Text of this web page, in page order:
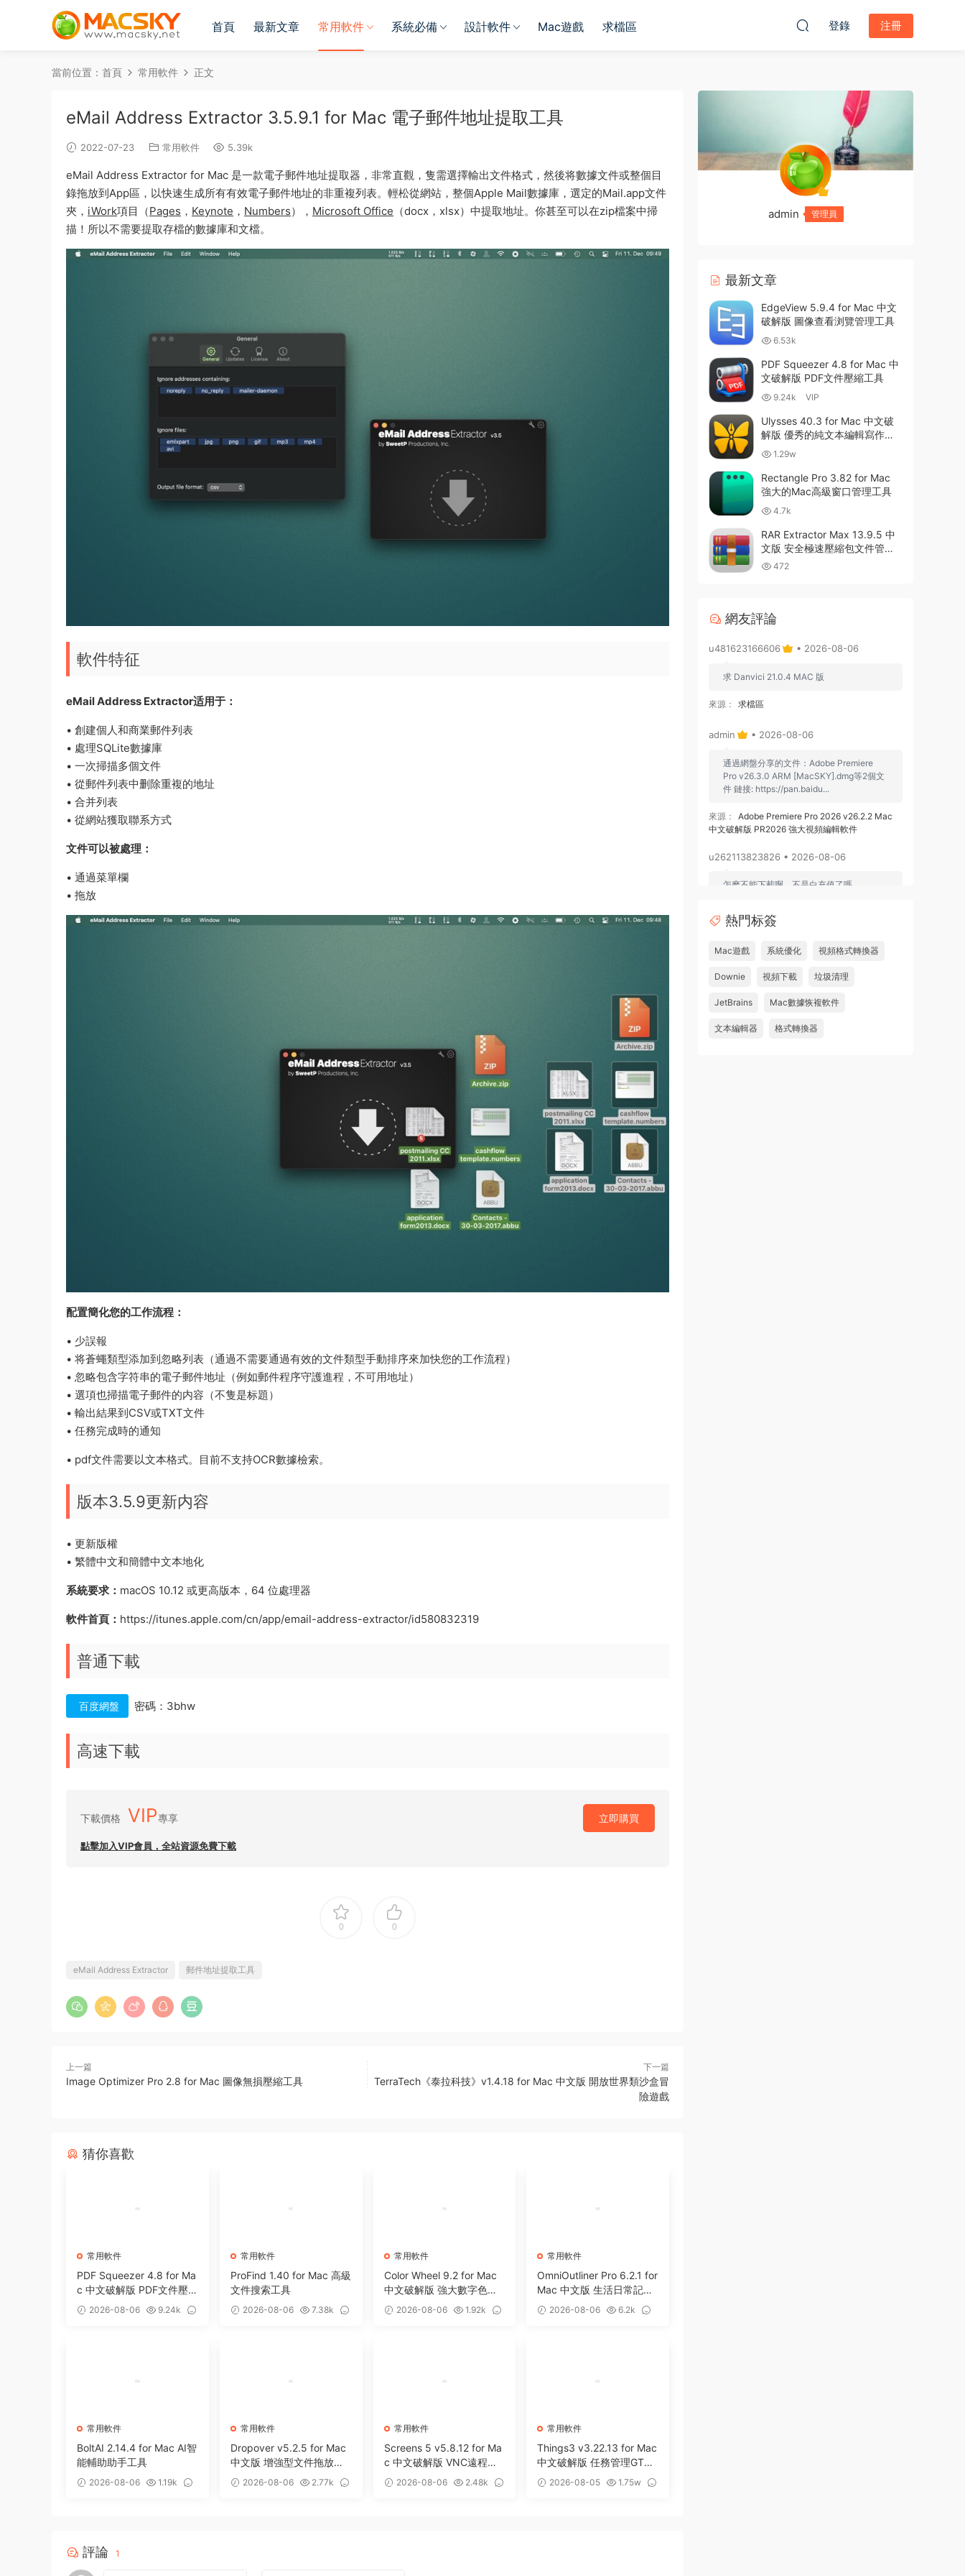
首頁 最新文章 常用軟件 系統必備 設計軟件 Mac遊戲 求檔區 登錄 注冊
當前位置： 首頁 常用軟件 正文
eMail Address Extractor 3.5.9.1 for Mac 電子郵件地址提取工具
2022-07-23 常用軟件 5.39k
eMail Address Extractor for Mac 是一款電子郵件地址提取器，非常直觀，隻需選擇輸出文件格式，然後将數據文件或整個目
錄拖放到App區，以快速生成所有有效電子郵件地址的非重複列表。輕松從網站，整個Apple Mail數據庫，選定的Mail.app文件
夾， iWork項目（Pages ， Keynote ， Numbers）， Microsoft Office （docx，xl​​sx）中提取地址。你甚至可以在zip檔案中掃
描！所以不需要提取存檔的數據庫和文檔。
軟件特征
eMail Address Extractor适用于：
• 創建個人和商業郵件列表
• 處理SQLite數據庫
• 一次掃描多個文件
• 從郵件列表中删除重複的地址
• 合并列表
• 從網站獲取聯系方式
文件可以被處理：
• 通過菜單欄
• 拖放
配置簡化您的工作流程：
• 少誤報
• 将蒼蠅類型添加到忽略列表（通過不需要通過有效的文件類型手動排序來加快您的工作流程）
• 忽略包含字符串的電子郵件地址（例如郵件程序守護進程，不可用地址）
• 選項也掃描電子郵件的内容（不隻是标題）
• 輸出結果到CSV或TXT文件
• 任務完成時的通知
• pdf文件需要以文本格式。目前不支持OCR數據檢索。
版本3.5.9更新内容
• 更新版權
• 繁體中文和簡體中文本地化
系統要求： macOS 10.12 或更高版本，64 位處理器
軟件首頁： https://itunes.apple.com/cn/app/email-address-extractor/id580832319
普通下載
百度網盤 密碼：3bhw
高速下載
下載價格 VIP專享 立即購買
點擊加入VIP會員，全站資源免費下載
0 0
eMail Address Extractor 郵件地址提取工具
上一篇
Image Optimizer Pro 2.8 for Mac 圖像無損壓縮工具
下一篇
TerraTech《泰拉科技》v1.4.18 for Mac 中文版 開放世界類沙盒冒
險遊戲
猜你喜歡
常用軟件
PDF Squeezer 4.8 for Ma
c 中文破解版 PDF文件壓
縮工具
2026-08-06
9.24k
常用軟件
ProFind 1.40 for Mac 高級
文件搜索工具
2026-08-06
7.38k
常用軟件
Color Wheel 9.2 for Mac
中文破解版 強大數字色輪
工具2026-08-06
1.92k
常用軟件
OmniOutliner Pro 6.2.1 for
Mac 中文版 生活日常記錄
軟件2026-08-06
6.2k
常用軟件
BoltAI 2.14.4 for Mac AI智
能輔助助手工具
2026-08-06
1.19k
常用軟件
Dropover v5.2.5 for Mac
中文版 增強型文件拖放暫
存備用整理工具
2026-08-06
2.77k
常用軟件
Screens 5 v5.8.12 for Ma
c 中文破解版 VNC遠程桌
面客戶端應用程序
2026-08-06
2.48k
常用軟件
Things3 v3.22.13 for Mac
中文破解版 任務管理GTD
效率工具
2026-08-05
1.75w
評論 1
admin 管理員
最新文章
EdgeView 5.9.4 for Mac 中文
破解版 圖像查看浏覽管理工具
6.53k
PDF Squeezer 4.8 for Mac 中
文破解版 PDF文件壓縮工具
9.24k VIP
Ulysses 40.3 for Mac 中文破
解版 優秀的純文本編輯寫作軟
件 1.29w
Rectangle Pro 3.82 for Mac
強大的Mac高級窗口管理工具
4.7k
RAR Extractor Max 13.9.5 中
文版 安全極速壓縮包文件管理
器 472
網友評論
u481623166606 • 2026-08-06
求 Danvici 21.0.4 MAC 版
來源： 求檔區
admin • 2026-08-06
通過網盤分享的文件：Adobe Premiere
Pro v26.3.0 ARM [MacSKY].dmg等2個文
件 鏈接: https://pan.baidu...
來源：
Adobe Premiere Pro 2026 v26.2.2 Mac
中文破解版 PR2026 強大視頻編輯軟件
u262113823826 • 2026-08-06
怎麽不能下載啊，不是白充值了嗎
來源：
Adobe Premiere Pro 2026 v26.2.2 Mac
中文破解版 PR2026 強大視頻編輯軟件
u604731536624 • 2026-07-15
中文破解版
熱門标簽
Mac遊戲 系統優化 視頻格式轉換器
Downie 視頻下載 垃圾清理
JetBrains Mac數據恢複軟件
文本編輯器 格式轉換器